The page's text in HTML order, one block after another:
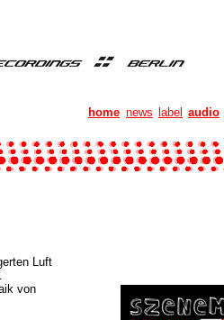
home news label audio
Luft
von